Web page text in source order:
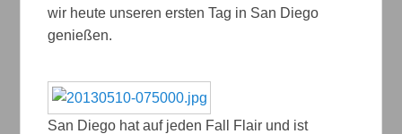
wir heute unseren ersten Tag in San Diego
genießen.
San Diego hat auf jeden Fall Flair und ist